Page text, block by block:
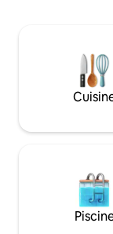
potable, du gaz,
un barbecue,
couverts sont
télévision et le
(dimensions 5 x